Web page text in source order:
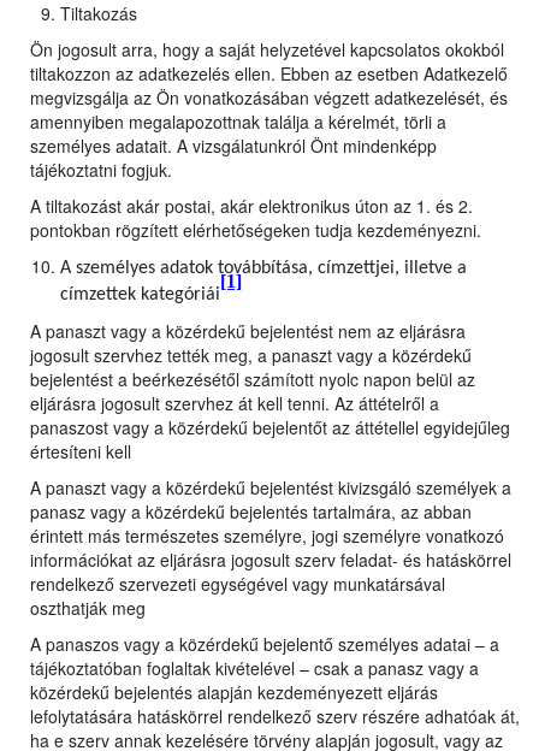
Tiltakozás
Ön jogosult arra, hogy a saját helyzetével kapcsolatos okokból
tiltakozzon az adatkezelés ellen. Ebben az esetben Adatkezelő
megvizsgálja az Ön vonatkozásában végzett adatkezelését, és
amennyiben megalapozottnak találja a kérelmét, törli a
személyes adatait. A vizsgálatunkról Önt mindenképp
tájékoztatni fogjuk.
A tiltakozást akár postai, akár elektronikus úton az 1. és 2.
pontokban rögzített elérhetőségeken tudja kezdeményezni.
A személyes adatok továbbítása, címzettjei, illetve a
címzettek kategóriái
[1]
A panaszt vagy a közérdekű bejelentést nem az eljárásra
jogosult szervhez tették meg, a panaszt vagy a közérdekű
bejelentést a beérkezésétől számított nyolc napon belül az
eljárásra jogosult szervhez át kell tenni. Az áttételről a
panaszost vagy a közérdekű bejelentőt az áttétellel egyidejűleg
értesíteni kell
A panaszt vagy a közérdekű bejelentést kivizsgáló személyek a
panasz vagy a közérdekű bejelentés tartalmára, az abban
érintett más természetes személyre, jogi személyre vonatkozó
információkat az eljárásra jogosult szerv feladat- és hatáskörrel
rendelkező szervezeti egységével vagy munkatársával
oszthatják meg
A panaszos vagy a közérdekű bejelentő személyes adatai – a
tájékoztatóban foglaltak kivételével – csak a panasz vagy a
közérdekű bejelentés alapján kezdeményezett eljárás
lefolytatására hatáskörrel rendelkező szerv részére adhatóak át,
ha e szerv annak kezelésére törvény alapján jogosult, vagy az